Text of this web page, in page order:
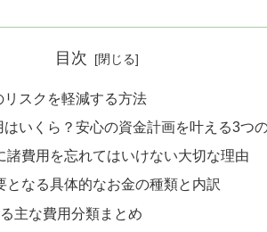
目次
スクを軽減する方法
いくら？安心の資金計画を叶える3つ
諸費用を忘れてはいけない大切な理由
となる具体的なお金の種類と内訳
主な費用分類まとめ